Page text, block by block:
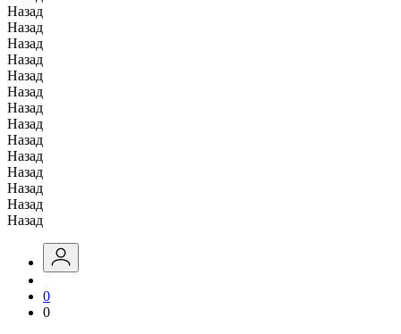
Назад
Назад
Назад
Назад
Назад
Назад
Назад
Назад
Назад
Назад
Назад
Назад
Назад
Назад
0
0